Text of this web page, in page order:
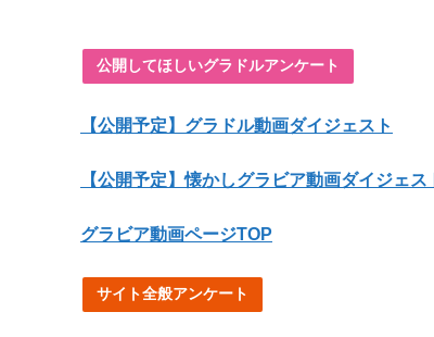
公開してほしいグラドルアンケート
【公開予定】グラドル動画ダイジェスト
【公開予定】懐かしグラビア動画ダイジェス
グラビア動画ページTOP
サイト全般アンケート